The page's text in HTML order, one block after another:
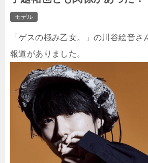
モデル
「ゲスの極み乙女。」の川谷絵音
報道がありました。